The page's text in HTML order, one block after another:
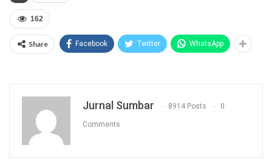
162
Share Facebook Twitter WhatsApp
Jurnal Sumbar 8914 Posts 0
Comments